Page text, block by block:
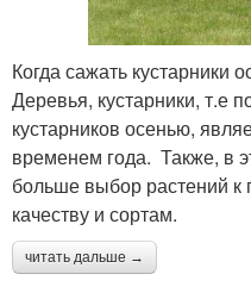
Когда сажать кустарники
Деревья, кустарники, т.е
кустарников осенью,
временем года. Также, в
больше выбор растений к
качеству и сортам.
читать дальше →